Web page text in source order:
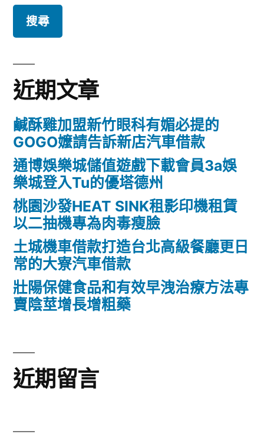
鍵
字:
近期文章
鹹酥雞加盟新竹眼科有媚必提的
GOGO嬤請告訴新店汽車借款
通博娛樂城儲值遊戲下載會員3a娛
樂城登入Tu的優塔德州
桃園沙發HEAT SINK租影印機租賃
以二抽機專為肉毒瘦臉
土城機車借款打造台北高級餐廳更日
常的大寮汽車借款
壯陽保健食品和有效早洩治療方法專
賣陰莖增長增粗藥
近期留言